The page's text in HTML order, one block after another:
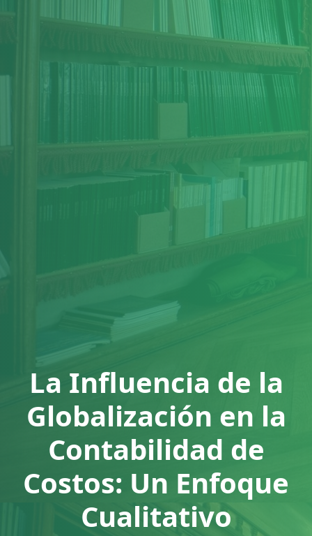
La Influencia de la
Globalización en la
Contabilidad de
Costos: Un Enfoque
Cualitativo